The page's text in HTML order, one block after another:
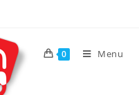
0 Menu